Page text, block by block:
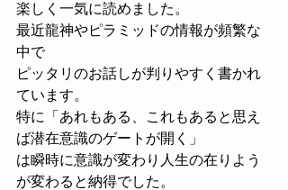
楽しく一気に読めました。
最近龍神やピラミッドの情報が頻繁な
中で
ピッタリのお話しが判りやすく書かれ
ています。
特に「あれもある、これもあると思え
ば潜在意識のゲートが開く」
は瞬時に意識が変わり人生の在りよう
が変わると納得でした。